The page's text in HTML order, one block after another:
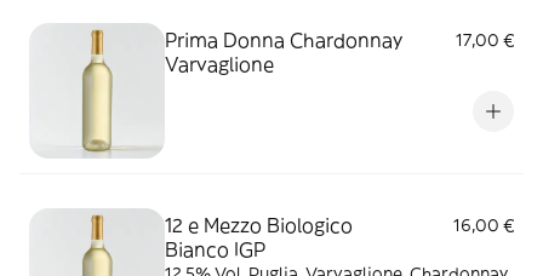
Prima Donna Chardonnay
Varvaglione
17,00 €
12 e Mezzo Biologico
Bianco IGP
16,00 €